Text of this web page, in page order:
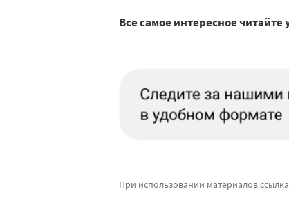
Все самое интересное читайте
При использовании материалов